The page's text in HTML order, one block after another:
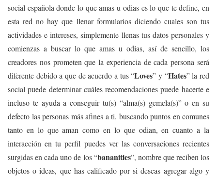
social española donde lo que amas u odias es lo que te define, en
esta red no hay que llenar formularios diciendo cuales son tus
actividades e intereses, simplemente llenas tus datos personales y
comienzas a buscar lo que amas u odias, así de sencillo, los
creadores nos prometen que la experiencia de cada persona será
diferente debido a que de acuerdo a tus “Loves” y “Hates” la red
social puede determinar cuáles recomendaciones puede hacerte e
incluso te ayuda a conseguir tu(s) “alma(s) gemela(s)” o en su
defecto las personas más afines a ti, buscando puntos en comunes
tanto en lo que aman como en lo que odian, en cuanto a la
interacción en tu perfil puedes ver las conversaciones recientes
surgidas en cada uno de los “bananities”, nombre que reciben los
objetos o ideas, que has calificado por si deseas agregar algo y